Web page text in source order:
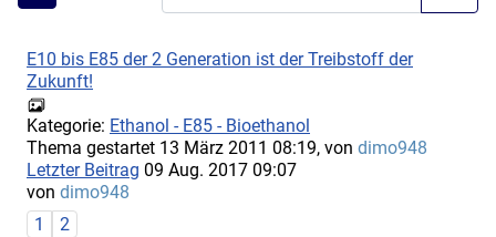
E10 bis E85 der 2 Generation ist der Treibstoff der
Zukunft!
Kategorie: Ethanol - E85 - Bioethanol
Thema gestartet 13 März 2011 08:19, von dimo948
Letzter Beitrag 09 Aug. 2017 09:07
von dimo948
1
2